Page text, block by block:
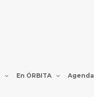
En ÓRBITA Agenda